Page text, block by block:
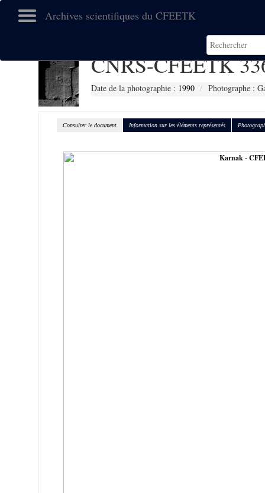
Archives scientifiques du CFEETK
CNRS-CFEETK
Date de la photographie : 1990 Photographe :
Consulter le document Information sur les éléments représentés